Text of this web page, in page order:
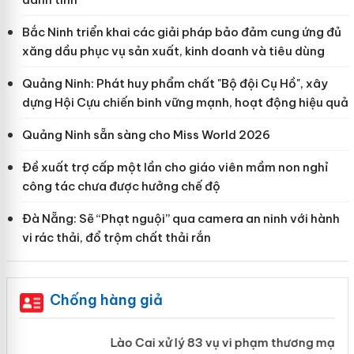
Bắc Ninh triển khai các giải pháp bảo đảm cung ứng đủ
xăng dầu phục vụ sản xuất, kinh doanh và tiêu dùng
Quảng Ninh: Phát huy phẩm chất "Bộ đội Cụ Hồ", xây
dựng Hội Cựu chiến binh vững mạnh, hoạt động hiệu quả
Quảng Ninh sẵn sàng cho Miss World 2026
Đề xuất trợ cấp một lần cho giáo viên mầm non nghỉ
công tác chưa được hưởng chế độ
Đà Nẵng: Sẽ “Phạt nguội” qua camera an ninh với hành
vi rác thải, đổ trộm chất thải rắn
Chống hàng giả
Lào Cai xử lý 83 vụ vi phạm thương